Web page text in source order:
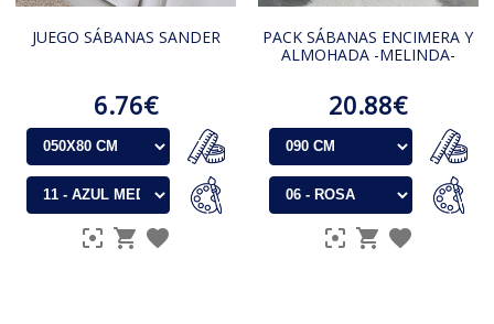
JUEGO SÁBANAS SANDER
6.76€
PACK SÁBANAS ENCIMERA Y
ALMOHADA -MELINDA-
20.88€